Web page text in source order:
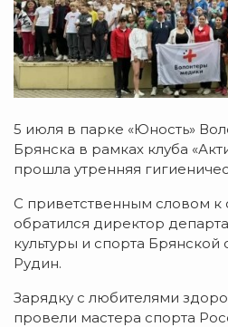
5 июля в парке «Юность»
Брянска в рамках клуба
прошла утренняя
С приветственным словом
обратился директор
культуры и спорта
Рудин.
Зарядку с любителями
провели мастера спорта